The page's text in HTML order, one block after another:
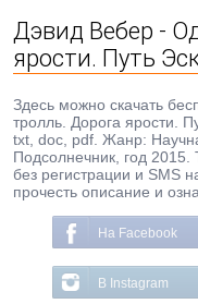
Дэвид Вебер -
ярости. Путь
Здесь можно скачать
тролль. Дорога ярости.
txt, doc, pdf. Жанр:
Подсолнечник, год 2015.
без регистрации и SMS
прочесть описание и
На Facebook
В Instagram